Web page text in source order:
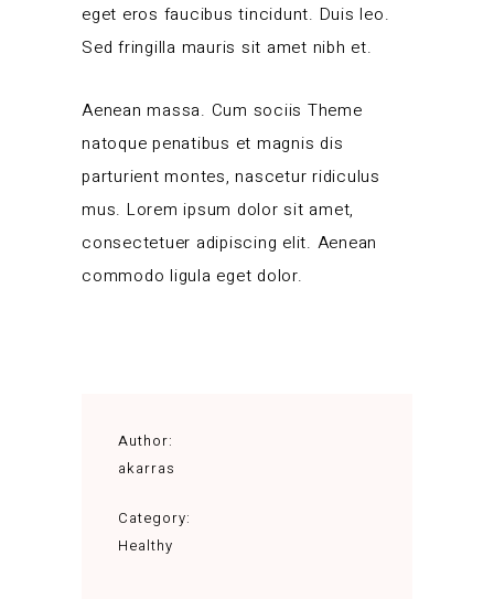
eget eros faucibus tincidunt. Duis leo.
Sed fringilla mauris sit amet nibh et.
Aenean massa. Cum sociis Theme
natoque penatibus et magnis dis
parturient montes, nascetur ridiculus
mus. Lorem ipsum dolor sit amet,
consectetuer adipiscing elit. Aenean
commodo ligula eget dolor.
Author:
akarras
Category:
Healthy